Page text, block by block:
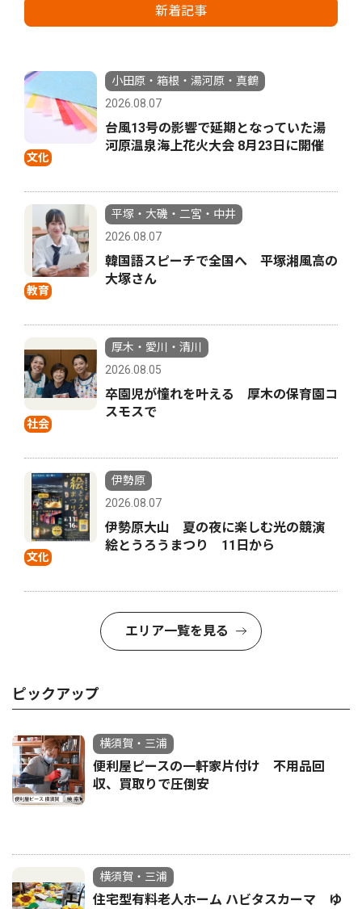
新着記事
文化
小田原・箱根・湯河原・真鶴
2026.08.07
台風13号の影響で延期となっていた湯
河原温泉海上花火大会 8月23日に開催
教育
平塚・大磯・二宮・中井
2026.08.07
韓国語スピーチで全国へ 平塚湘風高の
大塚さん
社会
厚木・愛川・清川
2026.08.05
卒園児が憧れを叶える 厚木の保育園コ
スモスで
文化
伊勢原
2026.08.07
伊勢原大山 夏の夜に楽しむ光の競演
絵とうろうまつり 11日から
エリア一覧を見る
ピックアップ
横須賀・三浦
便利屋ピースの一軒家片付け 不用品回
収、買取りで圧倒安
横須賀・三浦
住宅型有料老人ホーム ハビタスカーマ ゆ